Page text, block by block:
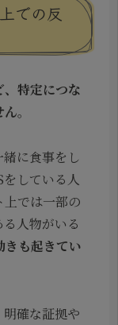
での反
特定につな
ん。
に食事をし
している人
では一部の
人物がいる
きも起きてい
確な証拠や